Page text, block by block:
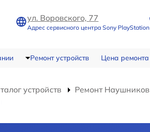
ул. Воровского, 77
Адрес сервисного центра Sony PlayStation
Ремонт устройств Цена ремонта
устройств Ремонт Наушников